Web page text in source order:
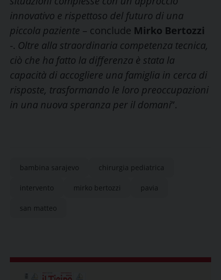
innovativo e rispettoso del futuro di una
piccola paziente – conclude Mirko Bertozzi
-. Oltre alla straordinaria competenza tecnica,
ciò che ha fatto la differenza è stata la
capacità di accogliere una famiglia in cerca di
risposte, trasformando le loro preoccupazioni
in una nuova speranza per il domani”.
bambina sarajevo chirurgia pediatrica
intervento mirko bertozzi pavia
san matteo